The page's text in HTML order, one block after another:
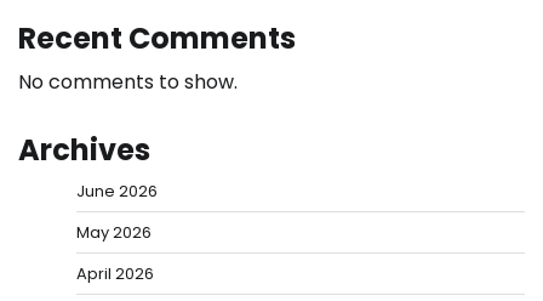
Recent Comments
No comments to show.
Archives
June 2026
May 2026
April 2026